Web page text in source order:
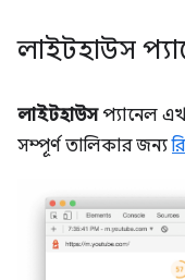
লাইটহাউস
লাইটহাউসপ্যানেল
সম্পূর্ণ তালিকার জন্য